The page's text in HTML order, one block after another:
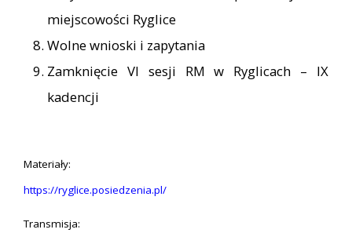
miejscowości Ryglice
Wolne wnioski i zapytania
Zamknięcie VI sesji RM w Ryglicach – IX
kadencji
Materiały:
https://ryglice.posiedzenia.pl/
Transmisja: